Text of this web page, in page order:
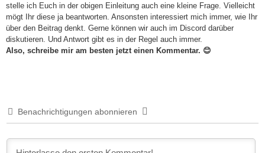
stelle ich Euch in der obigen Einleitung auch eine kleine Frage. Vielleicht
mögt Ihr diese ja beantworten. Ansonsten interessiert mich immer, wie Ihr
über den Beitrag denkt. Gerne können wir auch im Discord darüber
diskutieren. Und Antwort gibt es in der Regel auch immer.
Also, schreibe mir am besten jetzt einen Kommentar. 😊
Benachrichtigungen abonnieren